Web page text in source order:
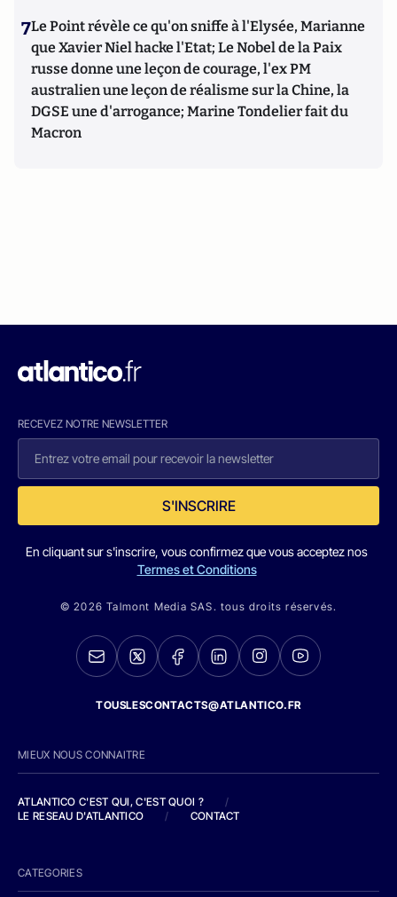
7Le Point révèle ce qu'on sniffe à l'Elysée, Marianne
que Xavier Niel hacke l'Etat; Le Nobel de la Paix
russe donne une leçon de courage, l'ex PM
australien une leçon de réalisme sur la Chine, la
DGSE une d'arrogance; Marine Tondelier fait du
Macron
RECEVEZ NOTRE NEWSLETTER
S'INSCRIRE
En cliquant sur s'inscrire, vous confirmez que vous acceptez nos
Termes et Conditions
© 2026 Talmont Media SAS. tous droits réservés.
TOUSLESCONTACTS@ATLANTICO.FR
MIEUX NOUS CONNAITRE
ATLANTICO C'EST QUI, C'EST QUOI ?
/
LE RESEAU D'ATLANTICO
/ CONTACT
CATEGORIES